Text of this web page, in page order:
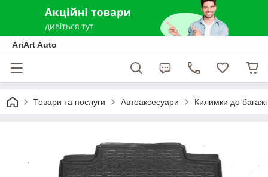
AriArt Auto
Товари та послуги Автоаксесуари Килимки до